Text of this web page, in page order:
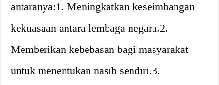
antaranya:1. Meningkatkan keseimbangan
kekuasaan antara lembaga negara.2.
Memberikan kebebasan bagi masyarakat
untuk menentukan nasib sendiri.3.